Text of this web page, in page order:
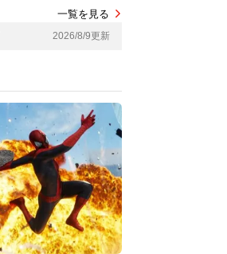
一覧を見る
2026/8/9更新